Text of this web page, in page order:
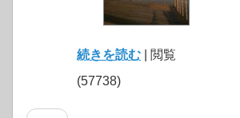
続きを読む | 閲覧
(57738)